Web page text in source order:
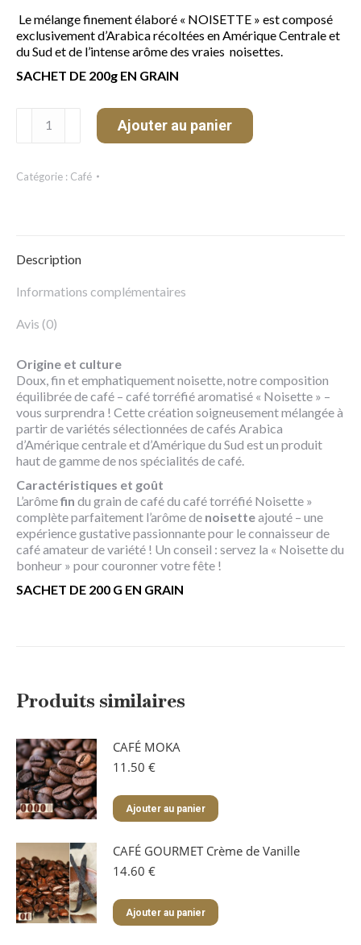
Le mélange finement élaboré « NOISETTE » est composé
exclusivement d’Arabica récoltées en Amérique Centrale et
du Sud et de l’intense arôme des vraies noisettes.
SACHET DE 200g EN GRAIN
CAFÉ
NOISETTE
Ajouter au panier
Catégorie : Café
Description
Informations complémentaires
Avis (0)
Origine et culture
Doux, fin et emphatiquement noisette, notre composition
équilibrée de café – café torréfié aromatisé « Noisette » –
vous surprendra ! Cette création soigneusement mélangée à
partir de variétés sélectionnées de cafés Arabica
d’Amérique centrale et d’Amérique du Sud est un produit
haut de gamme de nos spécialités de café.
Caractéristiques et goût
L’arômefin du grain de café du café torréfié Noisette »
complète parfaitement l’arôme de noisetteajouté – une
expérience gustative passionnante pour le connaisseur de
café amateur de variété ! Un conseil : servez la « Noisette du
bonheur » pour couronner votre fête !
SACHET DE 200 G EN GRAIN
Produits similaires
CAFÉ MOKA
11.50 €
Ajouter au panier
CAFÉ GOURMET Crème de Vanille
14.60 €
Ajouter au panier